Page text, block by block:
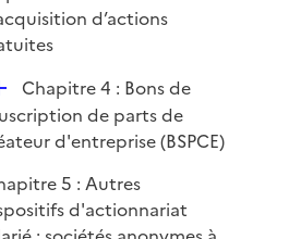
d’actions
D
é
p
i
e
Chapitre 4 : Bons de
de parts de
d'entreprise (BSPCE)
5 : Autres
d'actionnariat